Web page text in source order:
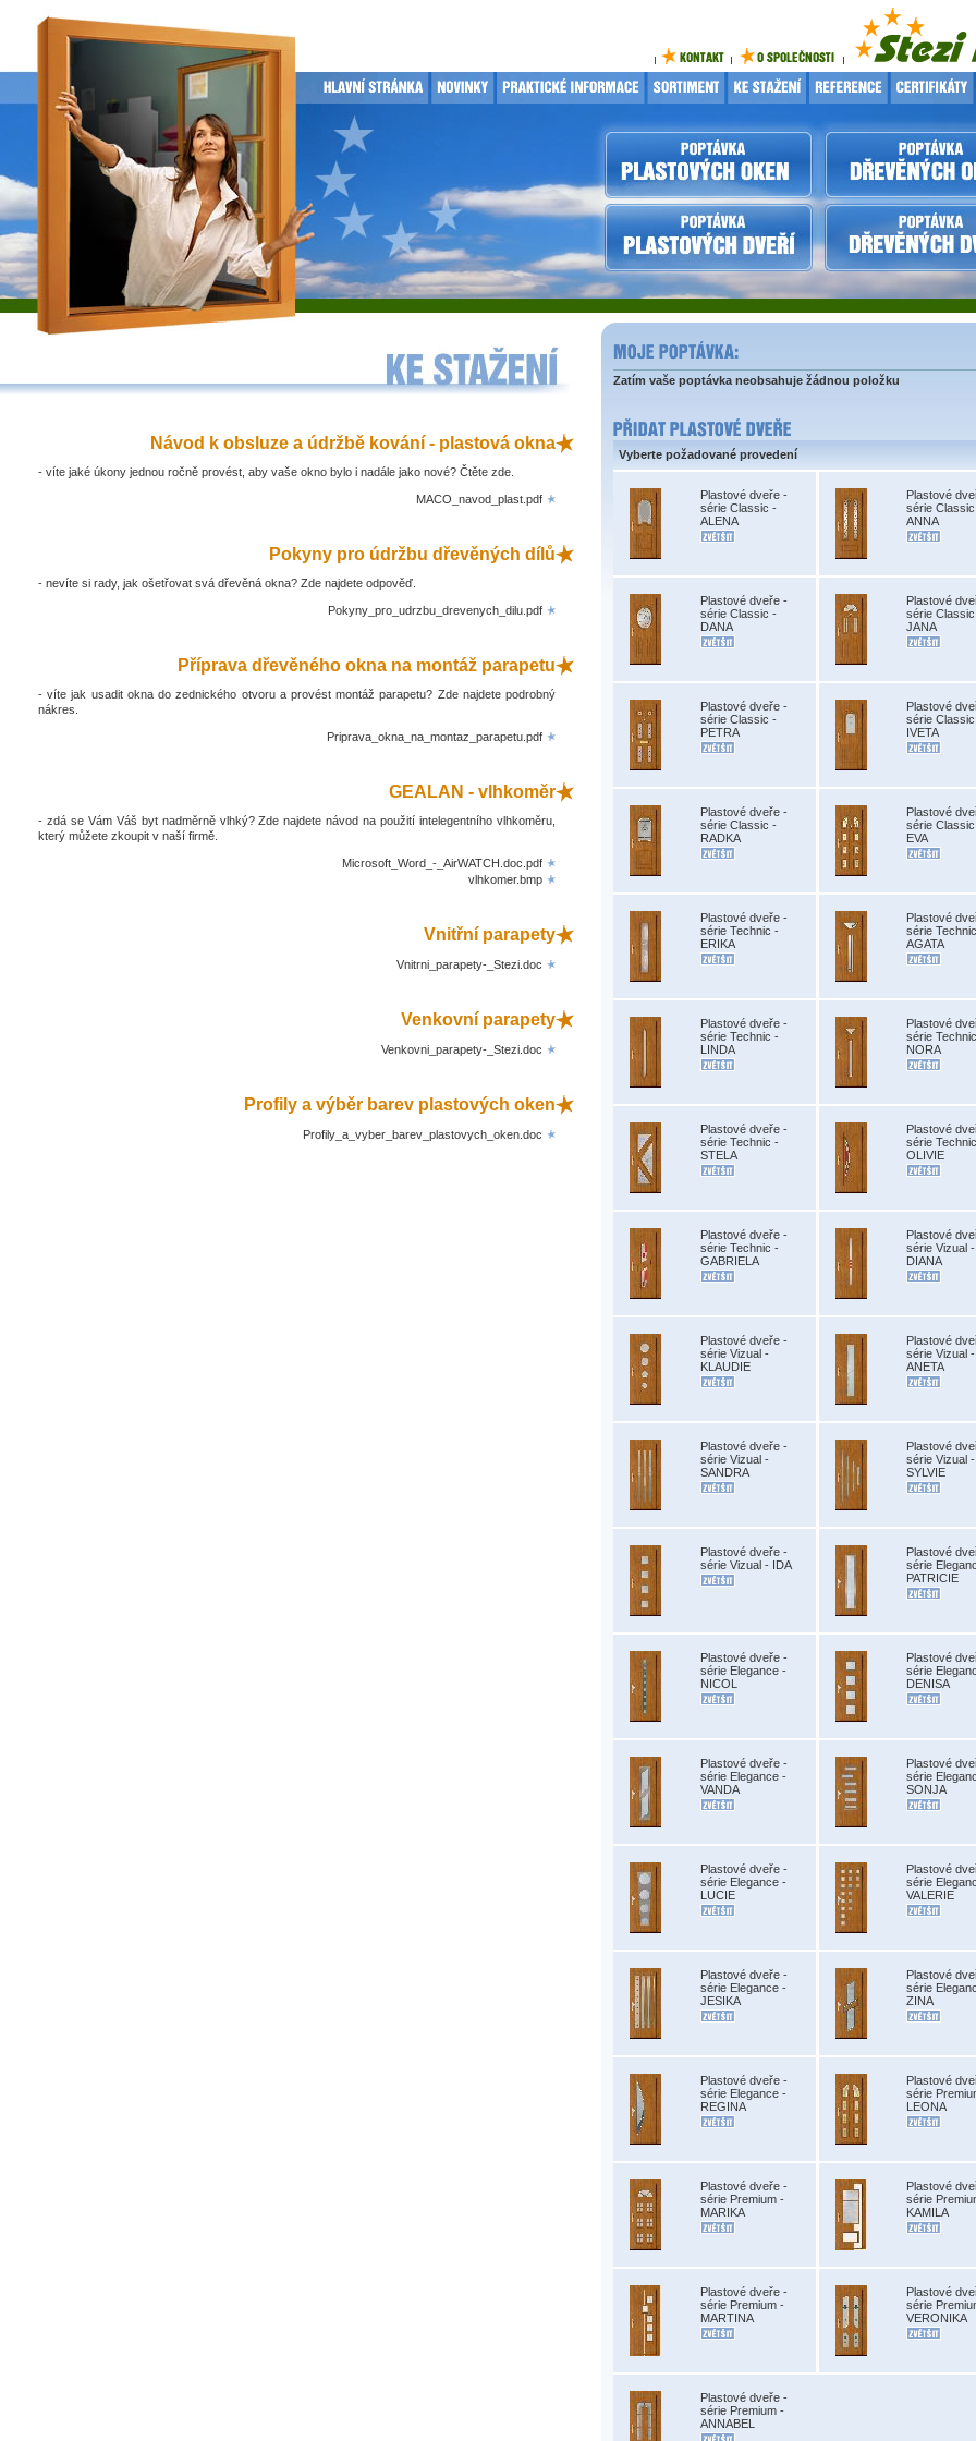
Návod k obsluze a údržbě kování - plastová okna
- víte jaké úkony jednou ročně provést, aby vaše okno bylo i nadále jako nové? Čtěte zde.
MACO_navod_plast.pdf
Pokyny pro údržbu dřevěných dílů
- nevíte si rady, jak ošetřovat svá dřevěná okna? Zde najdete odpověď.
Pokyny_pro_udrzbu_drevenych_dilu.pdf
Příprava dřevěného okna na montáž parapetu
- víte jak usadit okna do zednického otvoru a provést montáž parapetu? Zde najdete podrobný
nákres.
Priprava_okna_na_montaz_parapetu.pdf
GEALAN - vlhkoměr
- zdá se Vám Váš byt nadměrně vlhký? Zde najdete návod na použití intelegentního vlhkoměru,
který můžete zkoupit v naší firmě.
Microsoft_Word_-_AirWATCH.doc.pdf
vlhkomer.bmp
Vnitřní parapety
Vnitrni_parapety-_Stezi.doc
Venkovní parapety
Venkovni_parapety-_Stezi.doc
Profily a výběr barev plastových oken
Profily_a_vyber_barev_plastovych_oken.doc
Zatím vaše poptávka neobsahuje žádnou položku
Vyberte požadované provedení
Plastové dveře -
série Classic -
ALENA
Plastové
série
ANNA
Plastové dveře -
série Classic -
DANA
Plastové
série
JANA
Plastové dveře -
série Classic -
PETRA
Plastové
série
IVETA
Plastové dveře -
série Classic -
RADKA
Plastové
série
EVA
Plastové dveře -
série Technic -
ERIKA
Plastové
série
AGATA
Plastové dveře -
série Technic -
LINDA
Plastové
série
NORA
Plastové dveře -
série Technic -
STELA
Plastové
série
OLIVIE
Plastové dveře -
série Technic -
GABRIELA
Plastové
série Vizual -
DIANA
Plastové dveře -
série Vizual -
KLAUDIE
Plastové
série Vizual -
ANETA
Plastové dveře -
série Vizual -
SANDRA
Plastové
série Vizual -
SYLVIE
Plastové dveře -
série Vizual - IDA
Plastové
série
PATRICIE
Plastové dveře -
série Elegance -
NICOL
Plastové
série
DENISA
Plastové dveře -
série Elegance -
VANDA
Plastové
série
SONJA
Plastové dveře -
série Elegance -
LUCIE
Plastové
série
VALERIE
Plastové dveře -
série Elegance -
JESIKA
Plastové
série
ZINA
Plastové dveře -
série Elegance -
REGINA
Plastové
série
LEONA
Plastové dveře -
série Premium -
MARIKA
Plastové
série
KAMILA
Plastové dveře -
série Premium -
MARTINA
Plastové
série
VERONIKA
Plastové dveře -
série Premium -
ANNABEL